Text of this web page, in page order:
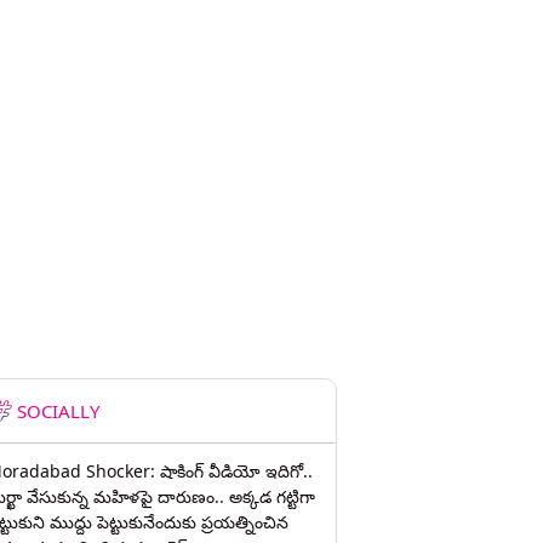
SOCIALLY
Shocker: షాకింగ్ వీడియో ఇదిగో..
వేసుకున్న మహిళపై దారుణం.. అక్కడ గట్టిగా
ముద్దు పెట్టుకునేందుకు ప్రయత్నించిన